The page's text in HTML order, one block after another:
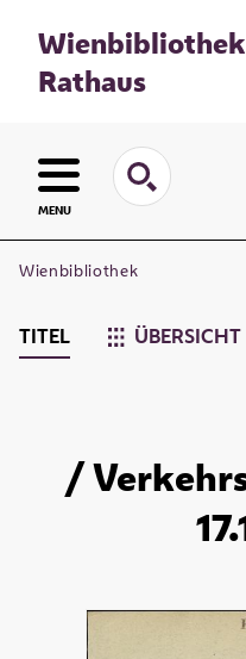
Rathaus
MENU
Wienbibliothek
TITEL ÜBERSICHT
/